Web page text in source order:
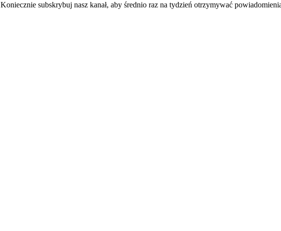
subskrybuj nasz kanał, aby średnio raz na tydzień otrzymywać